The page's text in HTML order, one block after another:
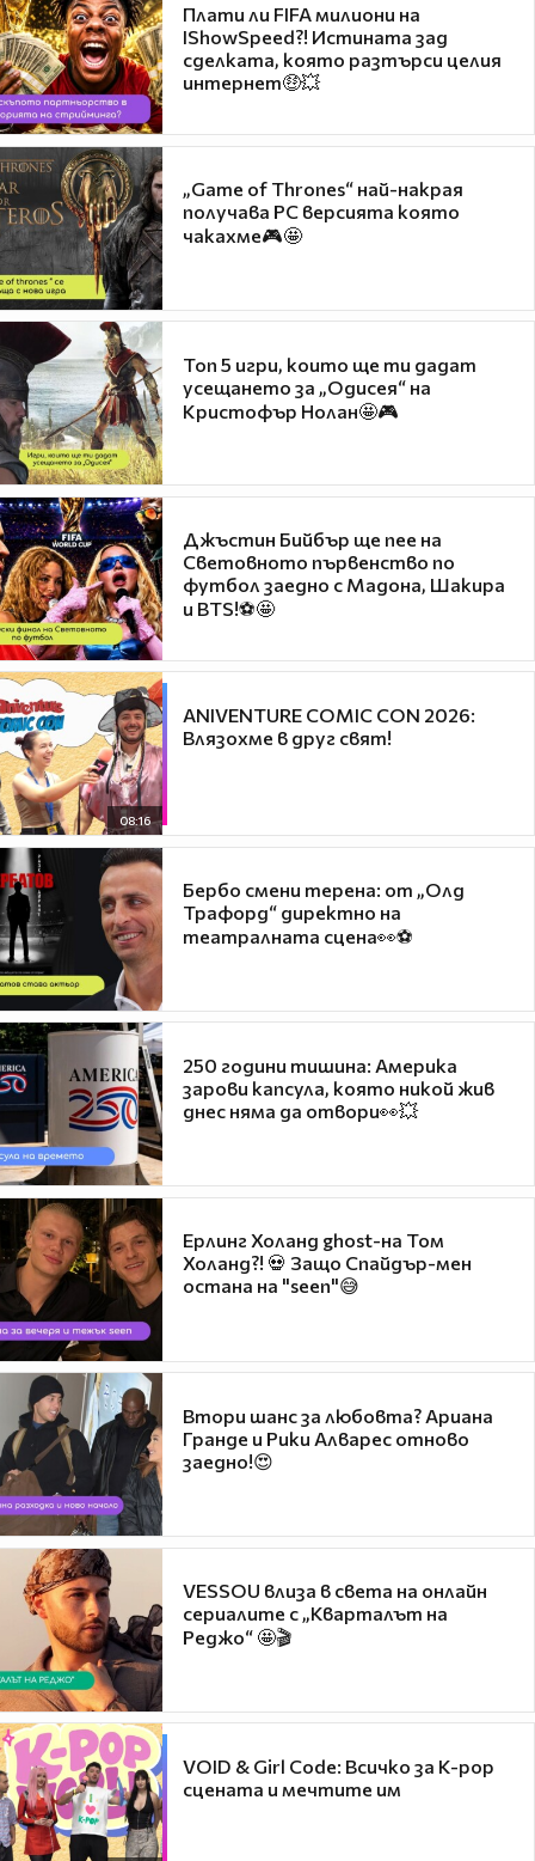
Плати ли FIFA милиони на
IShowSpeed?! Истината зад
сделката, която разтърси целия
интернет🤑💥
„Game of Thrones“ най-накрая
получава PC версията която
чакахме🎮🤩
Топ 5 игри, които ще ти дадат
усещането за „Одисея“ на
Кристофър Нолан🤩🎮
Джъстин Бийбър ще пее на
Световното първенство по
футбол заедно с Мадона, Шакира
и BTS!⚽🤩
08:16
ANIVENTURE COMIC CON 2026:
Влязохме в друг свят!
Бербо смени терена: от „Олд
Трафорд“ директно на
театралната сцена👀⚽
250 години тишина: Америка
зарови капсула, която никой жив
днес няма да отвори👀💥
Ерлинг Холанд ghost-на Том
Холанд?! 💀 Защо Спайдър-мен
остана на "seen"😅
Втори шанс за любовта? Ариана
Гранде и Рики Алварес отново
заедно!😍
VESSOU влиза в света на онлайн
сериалите с „Кварталът на
Реджо“ 🤩🎬
VOID & Girl Code: Всичко за K-pop
сцената и мечтите им